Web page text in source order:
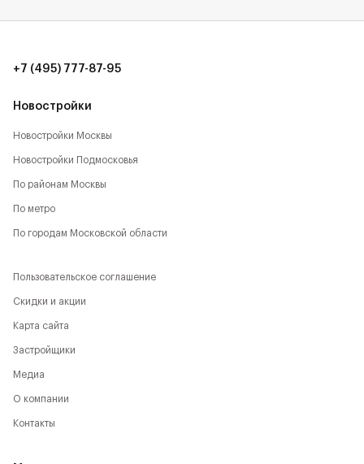
Новостройки
Новостройки Москвы
Новостройки Подмосковья
По районам Москвы
По метро
По городам Московской области
+7 (495) 777-87-95
Пользовательское соглашение
Скидки и акции
Карта сайта
Застройщики
Медиа
О компании
Контакты